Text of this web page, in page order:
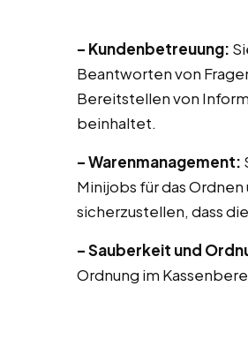
– Kundenbetreuung:
Beantworten von
Bereitstellen von
beinhaltet.
– Warenmanagement:
Minijobs für das Ordnen
sicherzustellen, dass
– Sauberkeit und
Ordnung im